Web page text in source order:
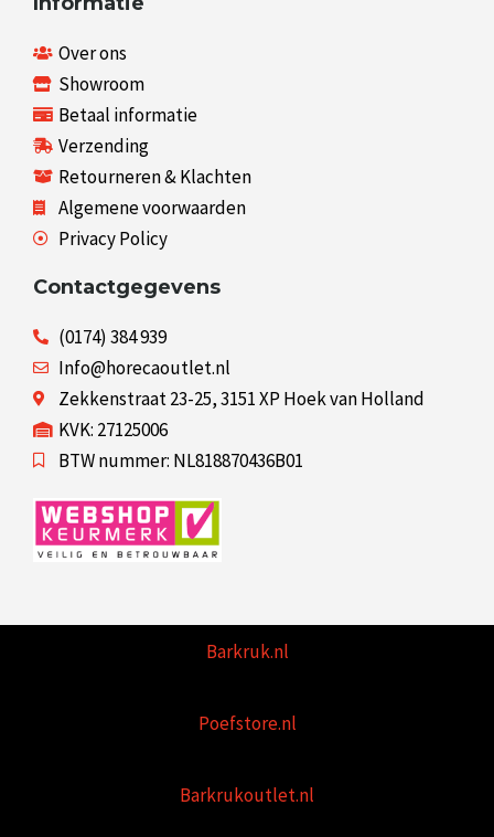
Over ons
Showroom
Betaal informatie
Verzending
Retourneren & Klachten
Algemene voorwaarden
Privacy Policy
Contactgegevens
(0174) 384 939
Info@horecaoutlet.nl
Zekkenstraat 23-25, 3151 XP Hoek van Holland
KVK: 27125006
BTW nummer: NL818870436B01
Barkruk.nl
Poefstore.nl
Barkrukoutlet.nl